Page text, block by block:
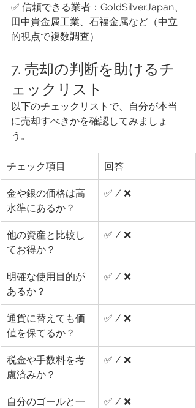
✅ 信頼できる業者：GoldSilverJapan、
田中貴金属工業、石福金属など（中立
的視点で複数調査）
7. 売却の判断を助けるチ
ェックリスト
以下のチェックリストで、自分が本当
に売却すべきかを確認してみましょ
う。
チェック項目 回答
金や銀の価格は高
水準にあるか？
✅ / ❌
他の資産と比較し
てお得か？
✅ / ❌
明確な使用目的が
あるか？
✅ / ❌
通貨に替えても価
値を保てるか？
✅ / ❌
税金や手数料を考
慮済みか？
✅ / ❌
自分のゴールと一
✅ / ❌